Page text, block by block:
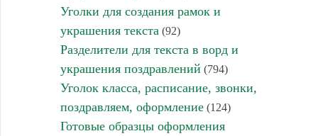
Уголки для создания рамок и
украшения текста (92)
Разделители для текста в ворд и
украшения поздравлений (794)
Уголок класса, расписание, звонки,
поздравляем, оформление(124)
Готовые образцы оформления